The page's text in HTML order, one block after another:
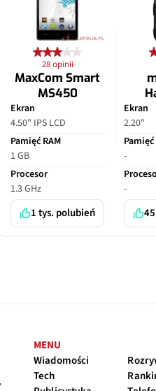
28 opinii
MaxCom Smart
MS450
Ekran
4.50" IPS LCD
Pamięć RAM
1 GB
Procesor
1.3 GHz
1 tys. polubień
Ekran
2.20"
Pamięć
-
-
MENU
Wiadomości
Tech